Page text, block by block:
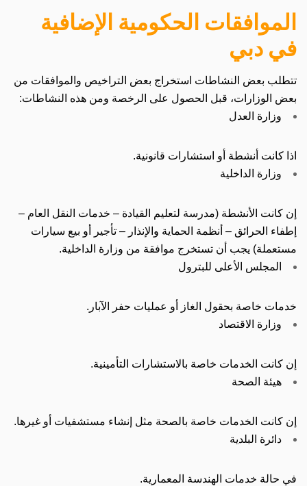
الموافقات الحكومية الإضافية
في دبي
تتطلب بعض النشاطات استخراج بعض التراخيص والموافقات من
بعض الوزارات، قبل الحصول على الرخصة ومن هذه النشاطات:
وزارة العدل
اذا كانت أنشطة أو استشارات قانونية.
وزارة الداخلية
إن كانت الأنشطة (مدرسة لتعليم القيادة – خدمات النقل العام –
إطفاء الحرائق – أنظمة الحماية والإنذار – تأجير أو بيع سيارات
مستعملة) يجب أن تستخرج موافقة من وزارة الداخلية.
المجلس الأعلى للبترول
خدمات خاصة بحقول الغاز أو عمليات حفر الآبار.
وزارة الاقتصاد
إن كانت الخدمات خاصة بالاستشارات التأمينية.
هيئة الصحة
إن كانت الخدمات خاصة بالصحة مثل إنشاء مستشفيات أو غيرها.
دائرة البلدية
في حالة خدمات الهندسة المعمارية.